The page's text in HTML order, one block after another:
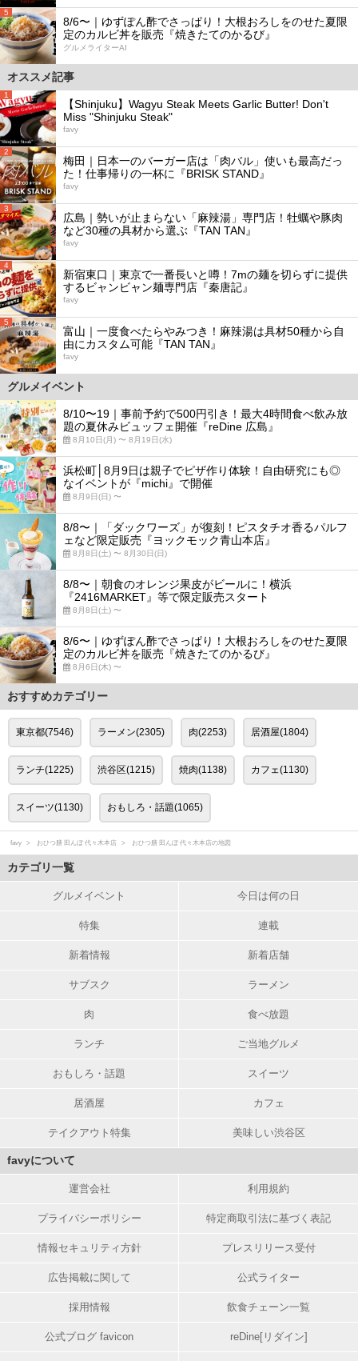
5
8/6〜｜ゆずぽん酢でさっぱり！大根おろしをのせた夏限
定のカルビ丼を販売『焼きたてのかるび』
グルメライターAI
オススメ記事
1
【Shinjuku】Wagyu Steak Meets Garlic Butter! Don't
Miss "Shinjuku Steak"
favy
2
梅田｜日本一のバーガー店は「肉バル」使いも最高だっ
た！仕事帰りの一杯に『BRISK STAND』
favy
3
広島｜勢いが止まらない「麻辣湯」専門店！牡蠣や豚肉
など30種の具材から選ぶ『TAN TAN』
favy
4
新宿東口｜東京で一番長いと噂！7mの麺を切らずに提供
するビャンビャン麺専門店『秦唐記』
favy
5
富山｜一度食べたらやみつき！麻辣湯は具材50種から自
由にカスタム可能『TAN TAN』
favy
グルメイベント
8/10〜19｜事前予約で500円引き！最大4時間食べ飲み放
題の夏休みビュッフェ開催『reDine 広島』
8月10日(月) 〜 8月19日(水)
浜松町│8月9日は親子でピザ作り体験！自由研究にも◎
なイベントが『michi』で開催
8月9日(日) 〜
8/8〜｜「ダックワーズ」が復刻！ピスタチオ香るパルフ
ェなど限定販売『ヨックモック青山本店』
8月8日(土) 〜 8月30日(日)
8/8〜｜朝食のオレンジ果皮がビールに！横浜
『2416MARKET』等で限定販売スタート
8月8日(土) 〜
8/6〜｜ゆずぽん酢でさっぱり！大根おろしをのせた夏限
定のカルビ丼を販売『焼きたてのかるび』
8月6日(木) 〜
おすすめカテゴリー
東京都(7546) ラーメン(2305) 肉(2253) 居酒屋(1804)
ランチ(1225) 渋谷区(1215) 焼肉(1138) カフェ(1130)
スイーツ(1130) おもしろ・話題(1065)
favy おひつ膳 田んぼ 代々木本店 おひつ膳 田んぼ 代々木本店の地図
カテゴリ一覧
グルメイベント 今日は何の日
特集 連載
新着情報 新着店舗
サブスク ラーメン
肉 食べ放題
ランチ ご当地グルメ
おもしろ・話題 スイーツ
居酒屋 カフェ
テイクアウト特集 美味しい渋谷区
favyについて
運営会社 利用規約
プライバシーポリシー 特定商取引法に基づく表記
情報セキュリティ方針 プレスリリース受付
広告掲載に関して 公式ライター
採用情報 飲食チェーン一覧
公式ブログ favicon reDine[リダイン]